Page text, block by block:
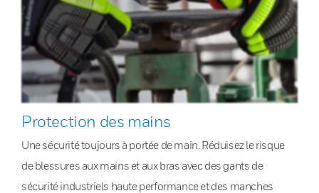
Protection des mains
Une sécurité toujours à portée de main. Réduisez le risque
de blessures aux mains et aux bras avec des gants de
sécurité industriels haute performance et des manches